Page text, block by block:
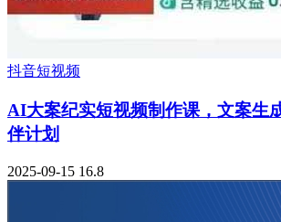
抖音短视频
AI大案纪实短视频制作课，文案生
伴计划
2025-09-15 16.8